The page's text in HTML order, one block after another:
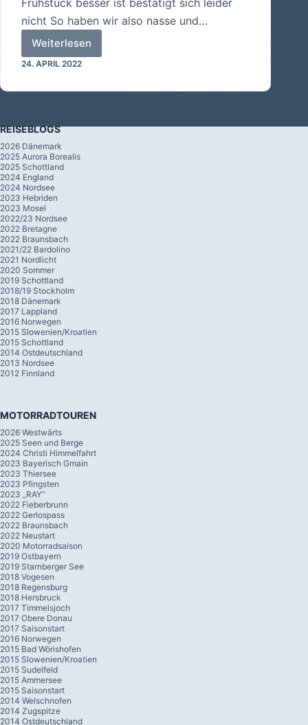
Frühstück besser ist bestätigt sich leider
nicht So haben wir also nasse und…
Weiterlesen
Wieder
zu
24. APRIL 2022
REISEBLOGS
2026 Dänemark
2025 Aurora Borealis
2025 Schottland
2024 England
2024 Nordsee
2023 Hebriden
2023 Mosel
2022/23 Nordsee
2022 Bretagne
2022 Braunsbach
2021/22 Bardolino
2021 Nordlicht
2020 Sommer
2019 Schottland
2018/19 Stockholm
2018 Dänemark
2017 Lappland
2016 Norwegen
2015 Slowenien/Kroatien
2015 Schottland
2014 Ostdeutschland
2013 Nordsee
2012 Finnland
MOTORRADTOUREN
2026 Westwärts
2025 Seen und Berge
2024 Christi Himmelfahrt
2023 Bayerisch Gmain
2023 Thiersee
2023 Pfingsten
2023 „RAY“
2022 Fieberbrunn
2022 Gerlospass
2022 Braunsbach
2022 Neustart
2020 Motorradsaison
2019 Ostbayern
2019 Starnberger See
2018 Vogesen
2018 Regensburg
2018 Hersbruck
2017 Timmelsjoch
2017 Obere Donau
2017 Saisonstart
2016 Norwegen
2015 Bad Wörishofen
2015 Slowenien/Kroatien
2015 Sudelfeld
2015 Ammersee
2015 Saisonstart
2014 Welschnofen
2014 Zugspitze
2014 Ostdeutschland